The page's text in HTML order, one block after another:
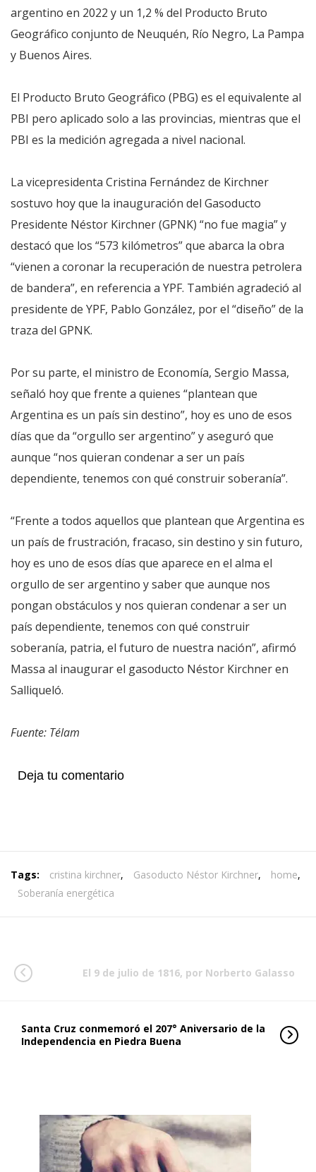
argentino en 2022 y un 1,2 % del Producto Bruto
Geográfico conjunto de Neuquén, Río Negro, La Pampa
y Buenos Aires.
El Producto Bruto Geográfico (PBG) es el equivalente al
PBI pero aplicado solo a las provincias, mientras que el
PBI es la medición agregada a nivel nacional.
La vicepresidenta Cristina Fernández de Kirchner
sostuvo hoy que la inauguración del Gasoducto
Presidente Néstor Kirchner (GPNK) “no fue magia” y
destacó que los “573 kilómetros” que abarca la obra
“vienen a coronar la recuperación de nuestra petrolera
de bandera”, en referencia a YPF. También agradeció al
presidente de YPF, Pablo González, por el “diseño” de la
traza del GPNK.
Por su parte, el ministro de Economía, Sergio Massa,
señaló hoy que frente a quienes “plantean que
Argentina es un país sin destino”, hoy es uno de esos
días que da “orgullo ser argentino” y aseguró que
aunque “nos quieran condenar a ser un país
dependiente, tenemos con qué construir soberanía”.
“Frente a todos aquellos que plantean que Argentina es
un país de frustración, fracaso, sin destino y sin futuro,
hoy es uno de esos días que aparece en el alma el
orgullo de ser argentino y saber que aunque nos
pongan obstáculos y nos quieran condenar a ser un
país dependiente, tenemos con qué construir
soberanía, patria, el futuro de nuestra nación”, afirmó
Massa al inaugurar el gasoducto Néstor Kirchner en
Salliqueló.
Fuente: Télam
Deja tu comentario
Tags: cristina kirchner, Gasoducto Néstor Kirchner, home,
Soberanía energética
El 9 de julio de 1816, por Norberto Galasso
Santa Cruz conmemoró el 207° Aniversario de la
Independencia en Piedra Buena